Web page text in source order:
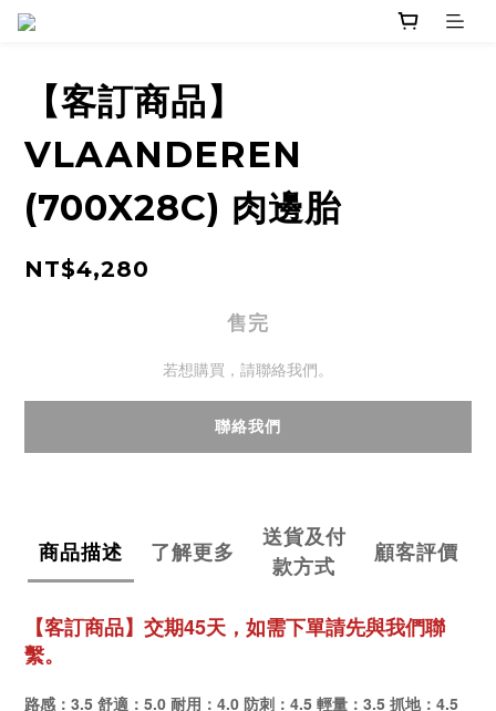
【客訂商品】
VLAANDEREN
(700X28C) 肉邊胎
NT$4,280
售完
若想購買，請聯絡我們。
聯絡我們
商品描述 了解更多
送貨及付
款方式
顧客評價
【客訂商品】交期45天，如需下單請先與我們聯
繫。
路感：3.5 舒適：5.0 耐用：4.0 防刺：4.5 輕量：3.5 抓地：4.5